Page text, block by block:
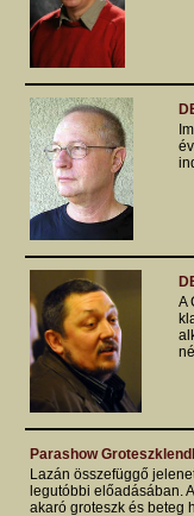
A
Parashow
Lazán összefüggő
legutóbbi előadásában.
akaró groteszk és beteg